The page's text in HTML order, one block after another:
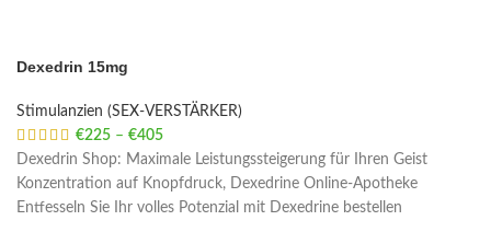
Dexedrin 15mg
Stimulanzien (SEX-VERSTÄRKER)
€225 – €405
Dexedrin Shop: Maximale Leistungssteigerung für Ihren Geist
Konzentration auf Knopfdruck, Dexedrine Online-Apotheke
Entfesseln Sie Ihr volles Potenzial mit Dexedrine bestellen